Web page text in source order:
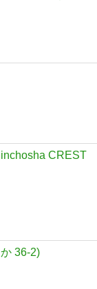
CREST
36-2)